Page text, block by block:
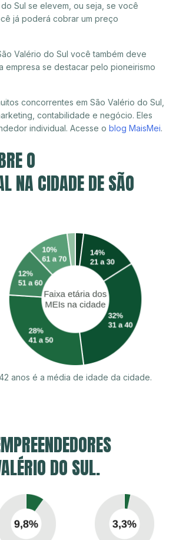
Sul se elevem, ou seja, se você
já poderá cobrar um preço
Valério do Sul você também deve
se destacar pelo pioneirismo
concorrentes em São Valério do Sul,
contabilidade e negócio. Eles
individual. Acesse o blog MaisMei.
O
NA CIDADE DE SÃO
anos é a média de idade da cidade.
DO SUL.